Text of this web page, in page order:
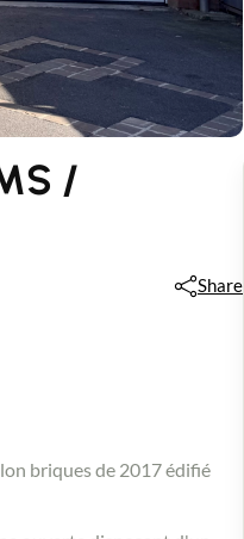
/
Share
briques de 2017 édifié